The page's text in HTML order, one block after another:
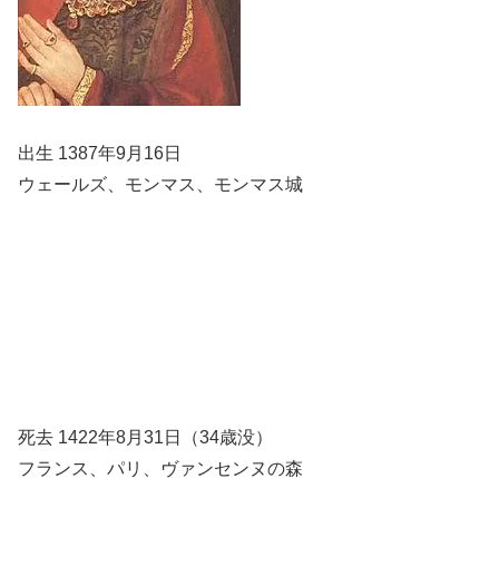
出生 1387年9月16日
ウェールズ、モンマス、モンマス城
死去 1422年8月31日（34歳没）
フランス、パリ、ヴァンセンヌの森